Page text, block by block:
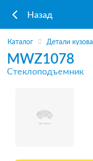
Назад
Каталог Детали кузова
MWZ1078
Стеклоподъемник